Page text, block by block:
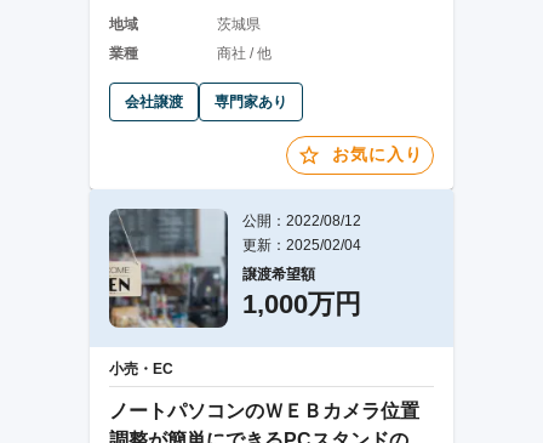
地域
茨城県
業種
商社 / 他
会社譲渡 専門家あり
お気に入り
公開：2022/08/12
更新：2025/02/04
譲渡希望額
1,000万円
小売・EC
ノートパソコンのＷＥＢカメラ位置